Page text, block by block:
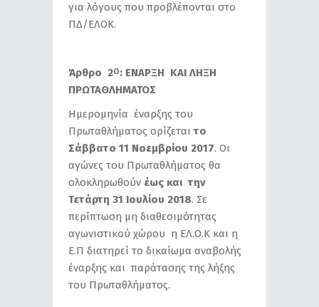
για λόγους που προβλέπονται στο
ΠΔ/ΕΛΟΚ.
Άρθρο 2Ο: ΕΝΑΡΞΗ ΚΑΙ ΛΗΞΗ
ΠΡΩΤΑΘΛΗΜΑΤΟΣ
Ημερομηνία έναρξης του
Πρωταθλήματος ορίζεταιτο
Σάββατο 11 Νοεμβρίου 2017. Οι
αγώνες του Πρωταθλήματος θα
ολοκληρωθούν έως και την
Τετάρτη 31 Ιουλίου 2018. Σε
περίπτωση μη διαθεσιμότητας
αγωνιστικού χώρου η ΕΛ.Ο.Κ και η
Ε.Π διατηρεί το δικαίωμα αναβολής
έναρξης και παράτασης της λήξης
του Πρωταθλήματος.